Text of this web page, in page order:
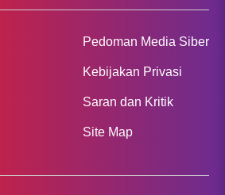
Pedoman Media Siber
Kebijakan Privasi
Saran dan Kritik
Site Map